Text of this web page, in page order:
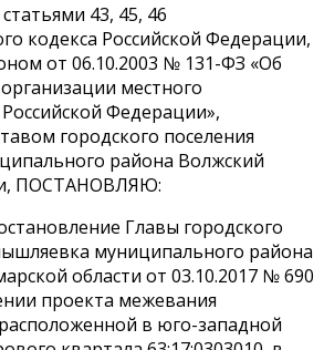
43, 45, 46
кодекса Российской Федерации,
от 06.10.2003 № 131-ФЗ «Об
местного
Федерации»,
городского поселения
района Волжский
ПОСТАНОВЛЯЮ:
Главы городского
муниципального района
области от 03.10.2017 № 690
проекта межевания
в юго-западной